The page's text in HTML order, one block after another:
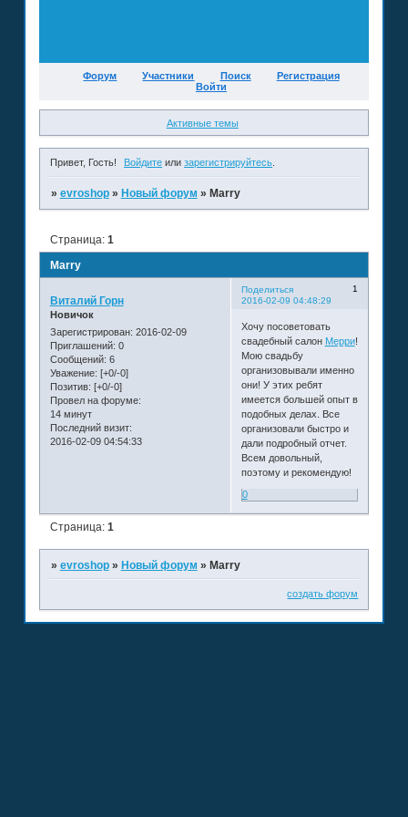
Форум Участники Поиск
Регистрация
Войти
Активные темы
Привет, Гость! Войдите илизарегистрируйтесь
» evroshop » Новый форум » Мarry
Мarry
Страница: 1
Поделиться
1
2016-02-09 04:48:29
Виталий Горн
Новичок
Зарегистрирован: 2016-02-09
Приглашений: 0
Сообщений: 6
Уважение: [+0/-0]
Позитив: [+0/-0]
Провел на форуме:
14 минут
Последний визит:
2016-02-09 04:54:33
Хочу посоветовать
свадебный салон Мерри!
Мою свадьбу
организовывали именно
они! У этих ребят
имеется большей опыт в
подобных делах. Все
организовали быстро и
дали подробный отчет.
Всем довольный,
поэтому и рекомендую!
0
Страница: 1
» evroshop » Новый форум » Мarry
создать форум